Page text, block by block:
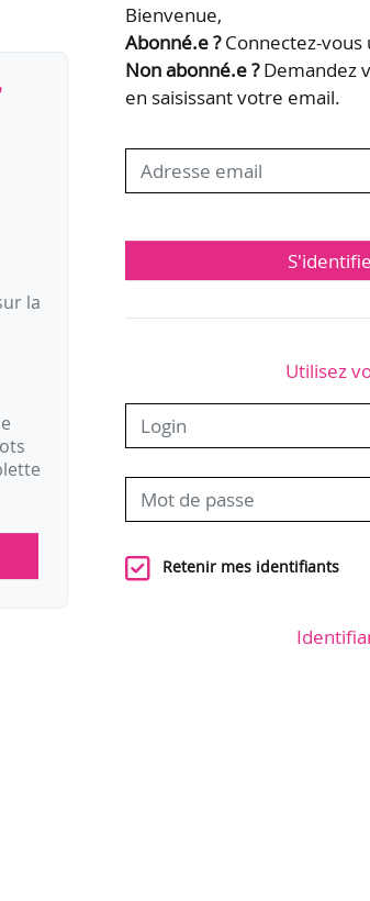
qu’elle est soutenue à 60 % par le
la
Bienvenue,
Abonné.e ?Connectez-vous
Non abonné.e ?Demandez
en saisissant votre email.
Utilisez
Retenir mes identifiants